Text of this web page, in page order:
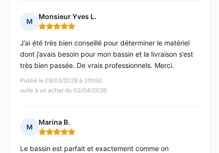
M
Monsieur Yves L.
Note : 5 sur 5
Publié le 09/05/2026 à 20h50
suite à un achat du 02/04/2026
J’ai été très bien conseillé pour déterminer le matériel
dont j’avais besoin pour mon bassin et la livraison s’est
très bien passée. De vrais professionnels. Merci.
M
Marina B.
Note : 5 sur 5
Le bassin est parfait et exactement comme on